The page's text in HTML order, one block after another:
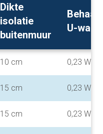
Dikte
isolatie
buitenmuur
U-
10 cm 0,23 W/
15 cm 0,23 W/
15 cm 0,23 W/